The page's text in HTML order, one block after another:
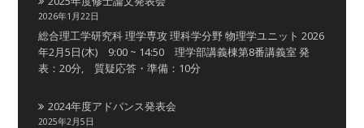
2026年1月22日
総合理工学研究科 理学専攻 理科学分野 物理学ユニット 2026
年2月5日(木) 9:00 ~ 14:50 理学部講義棟第8番講義室 発
表：20分, 質疑応答・準備：10分
2024年度アドバンス発表会
2025年2月5日